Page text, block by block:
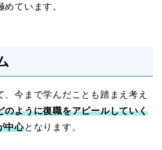
ています。
今まで学んだことも踏まえ考え
のように復職をアピールしていく
中心となります。